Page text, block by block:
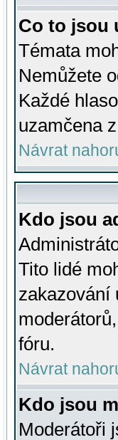
Co to jsou
Témata
Nemůžete
Každé
uzamčena
Návrat
Kdo jsou
Tito lidé
zakazování
fóru.
Návrat
Kdo jsou
Moderátoři